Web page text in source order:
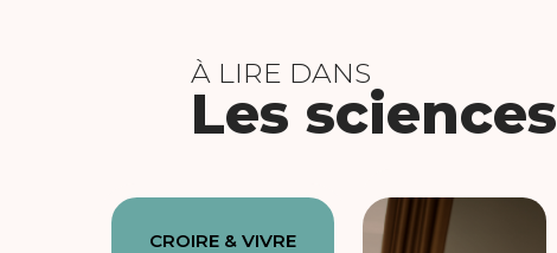
À LIRE DANS
Les sciences
CROIRE & VIVRE